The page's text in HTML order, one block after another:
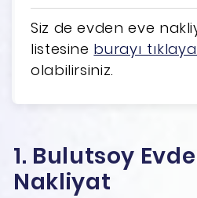
Siz de evden eve
listesine burayı
olabilirsiniz.
1. Bulutsoy
Nakliyat